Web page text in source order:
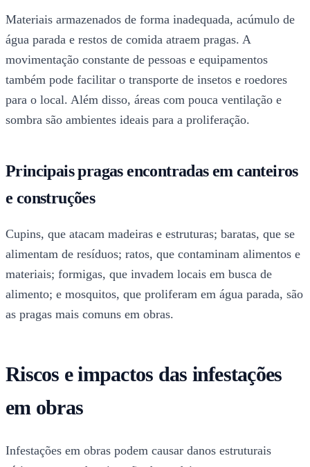
Materiais armazenados de forma inadequada, acúmulo de
água parada e restos de comida atraem pragas. A
movimentação constante de pessoas e equipamentos
também pode facilitar o transporte de insetos e roedores
para o local. Além disso, áreas com pouca ventilação e
sombra são ambientes ideais para a proliferação.
Principais pragas encontradas em canteiros
e construções
Cupins, que atacam madeiras e estruturas; baratas, que se
alimentam de resíduos; ratos, que contaminam alimentos e
materiais; formigas, que invadem locais em busca de
alimento; e mosquitos, que proliferam em água parada, são
as pragas mais comuns em obras.
Riscos e impactos das infestações
em obras
Infestações em obras podem causar danos estruturais